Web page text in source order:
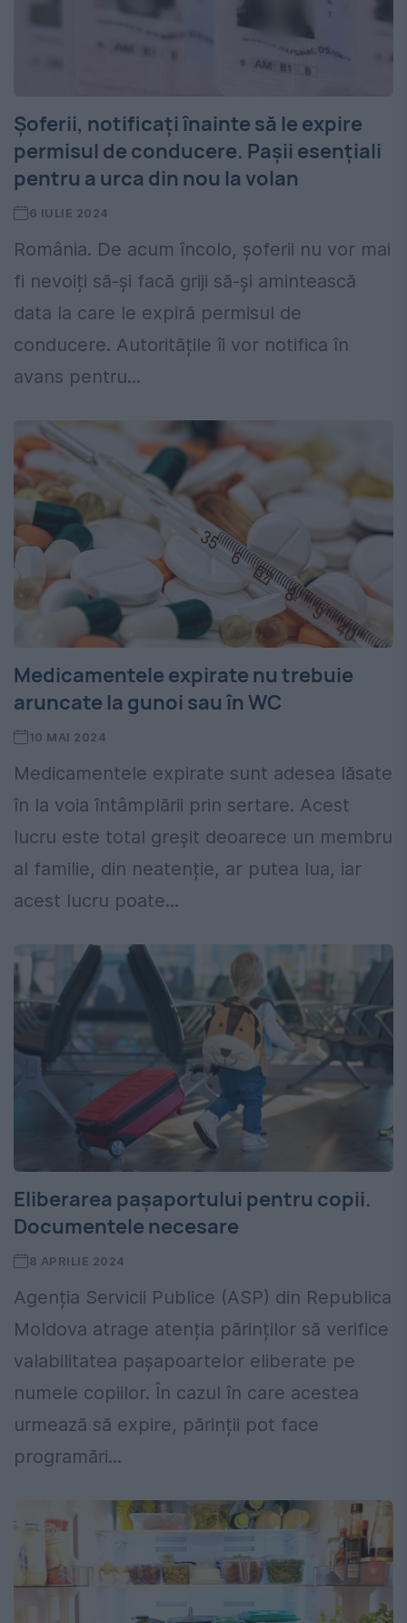
Șoferii, notificați înainte să le expire
permisul de conducere. Pașii esențiali
pentru a urca din nou la volan
6 IULIE 2024
România. De acum încolo, șoferii nu vor mai
fi nevoiți să-și facă griji să-și amintească
data la care le expiră permisul de
conducere. Autoritățile îi vor notifica în
avans pentru...
Medicamentele expirate nu trebuie
aruncate la gunoi sau în WC
10 MAI 2024
Medicamentele expirate sunt adesea lăsate
în la voia întâmplării prin sertare. Acest
lucru este total greșit deoarece un membru
al familie, din neatenție, ar putea lua, iar
acest lucru poate...
Eliberarea pașaportului pentru copii.
Documentele necesare
8 APRILIE 2024
Agenția Servicii Publice (ASP) din Republica
Moldova atrage atenția părinților să verifice
valabilitatea pașapoartelor eliberate pe
numele copiilor. În cazul în care acestea
urmează să expire, părinții pot face
programări...